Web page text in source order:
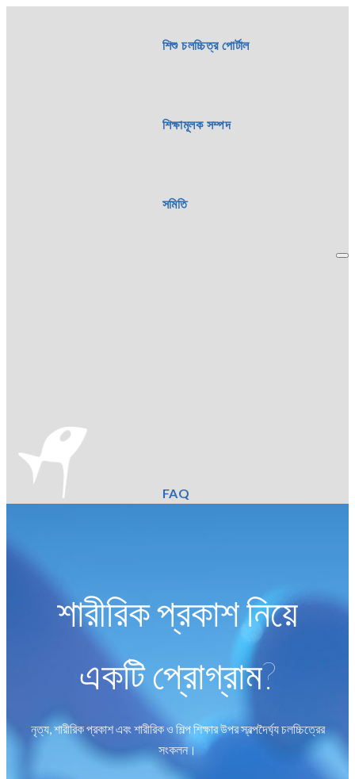
শিশু চলচ্চিত্র পোর্টাল
শিক্ষামূলক সম্পদ
সমিতি
FAQ
শারীরিক প্রকাশ নিয়ে
একটি প্রোগ্রাম?
নৃত্য, শারীরিক প্রকাশ এবং শারীরিক ও শিল্প শিক্ষার উপর স্বল্পদৈর্ঘ্য চলচ্চিত্রের
সংকলন।